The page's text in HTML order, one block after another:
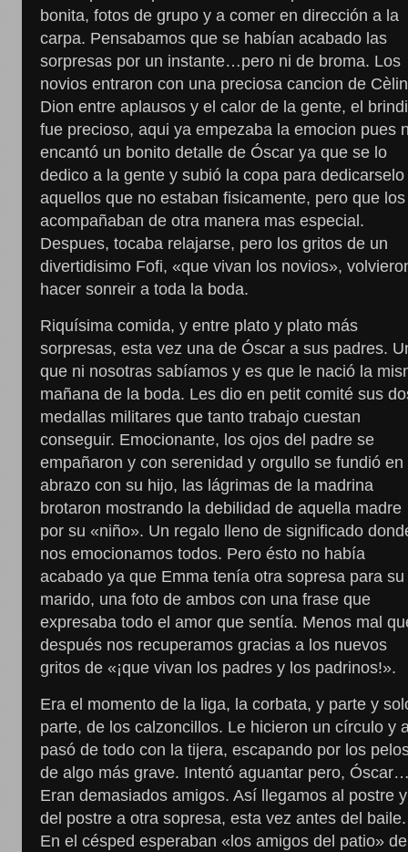
bonita, fotos de grupo y a comer en dirección a la
carpa. Pensabamos que se habían acabado las
sorpresas por un instante…pero ni de broma. Los
novios entraron con una preciosa cancion de Cèlin
Dion entre aplausos y el calor de la gente, el
fue precioso, aqui ya empezaba la emocion pues
encantó un bonito detalle de Óscar ya que se lo
dedico a la gente y subió la copa para dedicarselo
aquellos que no estaban fisicamente, pero que los
acompañaban de otra manera mas especial.
Despues, tocaba relajarse, pero los gritos de un
divertidisimo Fofi, «que vivan los novios»,
hacer sonreir a toda la boda.
Riquísima comida, y entre plato y plato más
sorpresas, esta vez una de Óscar a sus padres.
que ni nosotras sabíamos y es que le nació la
mañana de la boda. Les dio en petit comité sus
medallas militares que tanto trabajo cuestan
conseguir. Emocionante, los ojos del padre se
empañaron y con serenidad y orgullo se fundió en
abrazo con su hijo, las lágrimas de la madrina
brotaron mostrando la debilidad de aquella madre
por su «niño». Un regalo lleno de significado
nos emocionamos todos. Pero ésto no había
acabado ya que Emma tenía otra sopresa para su
marido, una foto de ambos con una frase que
expresaba todo el amor que sentía. Menos mal
después nos recuperamos gracias a los nuevos
gritos de «¡que vivan los padres y los padrinos!».
Era el momento de la liga, la corbata, y parte y
parte, de los calzoncillos. Le hicieron un círculo y
pasó de todo con la tijera, escapando por los
de algo más grave. Intentó aguantar pero,
Eran demasiados amigos. Así llegamos al postre y
del postre a otra sopresa, esta vez antes del baile.
En el césped esperaban «los amigos del patio» de